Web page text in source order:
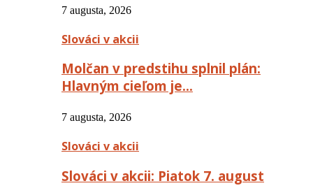
7 augusta, 2026
Slováci v akcii
Molčan v predstihu splnil plán:
Hlavným cieľom je…
7 augusta, 2026
Slováci v akcii
Slováci v akcii: Piatok 7. august